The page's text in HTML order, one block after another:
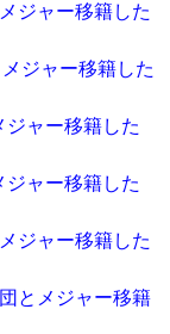
ジャー移籍した
ジャー移籍した
ジャー移籍した
ジャー移籍した
ジャー移籍した
とメジャー移籍